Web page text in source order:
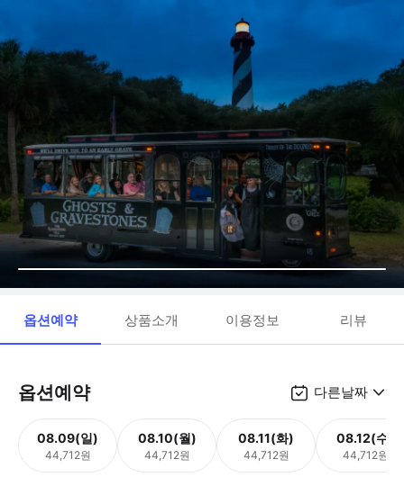
옵션예약 상품소개 이용정보 리뷰
옵션예약 다른날짜
08.09(일)
44,712원
08.10(월)
44,712원
08.11(화)
44,712원
08.12(수)
44,712원